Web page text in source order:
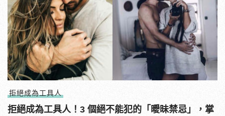
拒絕成為工具人
拒絕成為工具人！3 個絕不能犯的「曖昧禁忌」，掌